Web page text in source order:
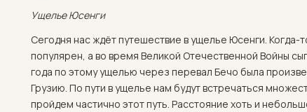
Ущелье Юсенги
Сегодня нас ждёт путешествие в ущелье Юсенги.
популярен, а во время Великой Отечественной Войны
года по этому ущелью через перевал Бечо была
Грузию. По пути в ущелье нам будут встречаться
пройдем частично этот путь. Расстояние хоть и